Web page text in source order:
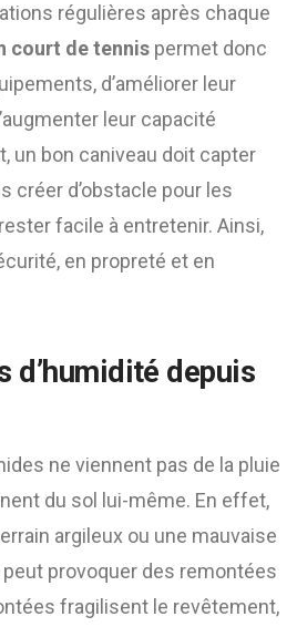
régulières après chaque
court de tennis permet donc
d’améliorer leur
leur capacité
un bon caniveau doit capter
créer d’obstacle pour les
facile à entretenir. Ainsi,
en propreté et en
d’humidité depuis
ne viennent pas de la pluie
du sol lui-même. En effet,
argileux ou une mauvaise
provoquer des remontées
fragilisent le revêtement,